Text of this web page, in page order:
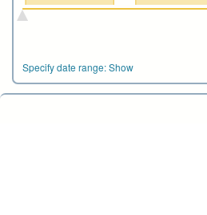
Specify date range:Show